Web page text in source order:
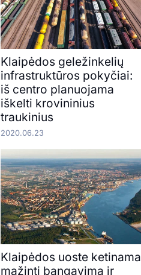
Klaipėdos geležinkelių
infrastruktūros pokyčiai:
iš centro planuojama
iškelti krovininius
traukinius
2020.06.23
Klaipėdos uoste ketinama
mažinti bangavimą ir